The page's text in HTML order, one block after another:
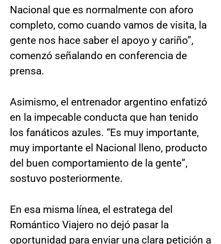
Nacional que es normalmente con aforo
completo, como cuando vamos de visita, la
gente nos hace saber el apoyo y cariño”,
comenzó señalando en conferencia de
prensa.
Asimismo, el entrenador argentino enfatizó
en la impecable conducta que han tenido
los fanáticos azules. “Es muy importante,
muy importante el Nacional lleno, producto
del buen comportamiento de la gente”,
sostuvo posteriormente.
En esa misma línea, el estratega del
Romántico Viajero no dejó pasar la
oportunidad para enviar una clara petición a